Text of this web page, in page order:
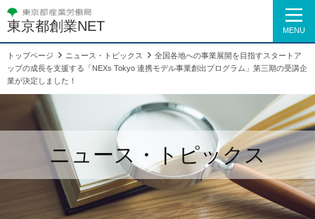
東京都創業NET MENU
トップページ ニュース・トピックス
全国各地への事業展開を目指すスタートア
ップの成長を支援する「NEXs Tokyo 連携モデル事業創出プログラム」第三期の受講企
業が決定しました！
ニュース・トピックス